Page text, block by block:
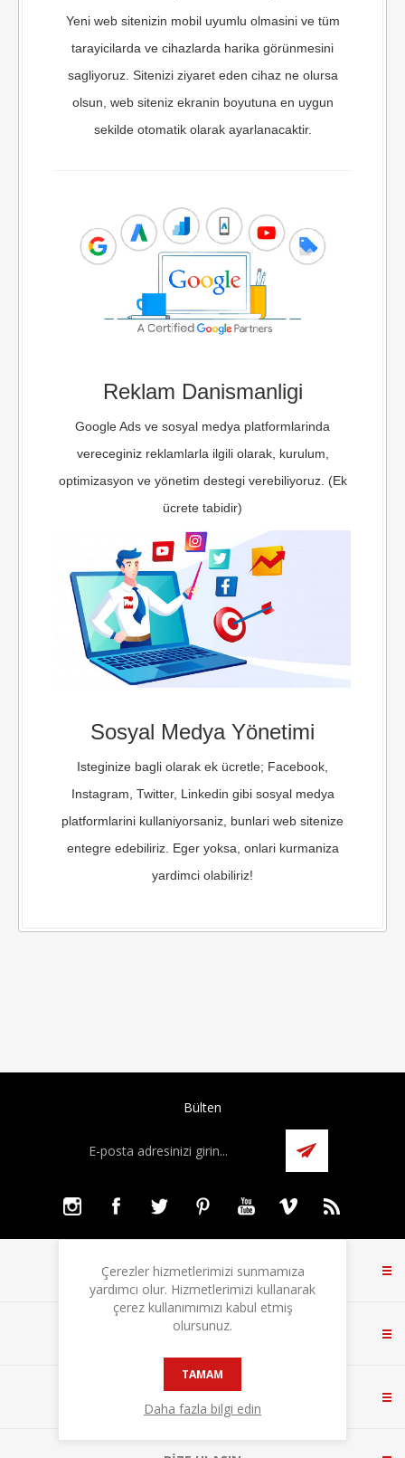
Yeni web sitenizin mobil uyumlu olmasini ve tüm
tarayicilarda ve cihazlarda harika görünmesini
sagliyoruz. Sitenizi ziyaret eden cihaz ne olursa
olsun, web siteniz ekranin boyutuna en uygun
sekilde otomatik olarak ayarlanacaktir.
Reklam Danismanligi
Google Ads ve sosyal medya platformlarinda
vereceginiz reklamlarla ilgili olarak, kurulum,
optimizasyon ve yönetim destegi verebiliyoruz. (Ek
ücrete tabidir)
Sosyal Medya Yönetimi
Isteginize bagli olarak ek ücretle; Facebook,
Instagram, Twitter, Linkedin gibi sosyal medya
platformlarini kullaniyorsaniz, bunlari web sitenize
entegre edebiliriz. Eger yoksa, onlari kurmaniza
yardimci olabiliriz!
Bülten
BILGI
MÜŞTERI HIZMETLERI
HESABIM
Çerezler hizmetlerimizi sunmamıza
yardımcı olur. Hizmetlerimizi kullanarak
çerez kullanımımızı kabul etmiş
olursunuz.
TAMAM
Daha fazla bilgi edin